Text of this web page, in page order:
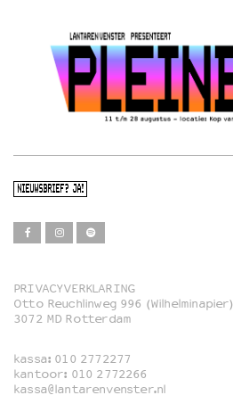
NIEUWSBRIEF? JA!
Film
Familie
Film in English
PRIVACYVERKLARING
Otto Reuchlinweg 996 (Wilhelminapier)
3072 MD Rotterdam
kassa: 010 2772277
kantoor: 010 2772266
kassa@lantarenvenster.nl